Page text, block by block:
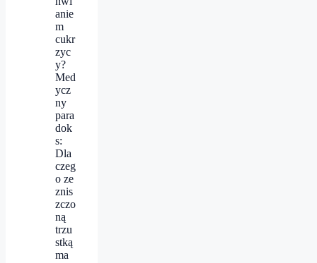
anie
m
cukr
zyc
y?
Med
ycz
ny
para
dok
s:
Dla
czeg
o ze
znis
zczo
ną
trzu
stką
ma